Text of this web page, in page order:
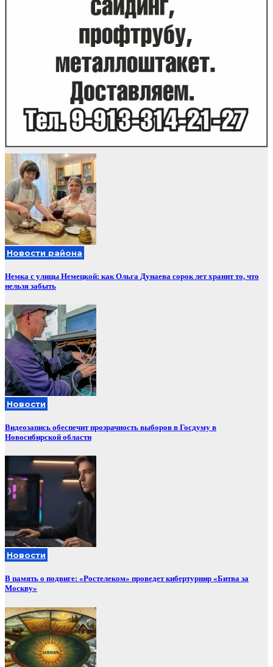
Новости района
Немка с улицы Немецкой: как Ольга Дунаева сорок лет хранит то, что
нельзя забыть
Новости
Видеозапись обеспечит прозрачность выборов в Госдуму в
Новосибирской области
Новости
В память о подвиге: «Ростелеком» проведет кибертурнир «Битва за
Москву»